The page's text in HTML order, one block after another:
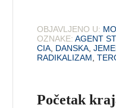
OBJAVLJENO U:
OZNAKE: AGENT
CIA DANSKA ,
RADIKALIZAM ,
Početak